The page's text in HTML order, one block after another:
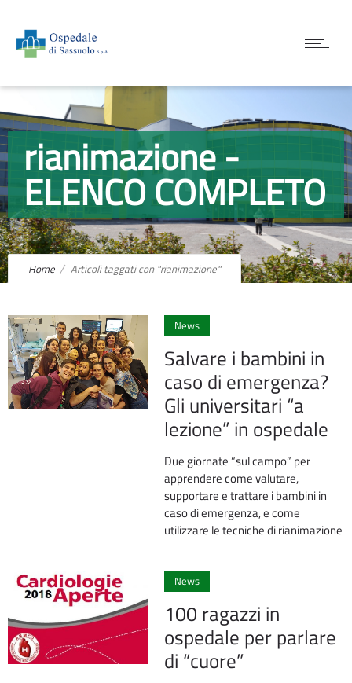
rianimazione -
ELENCO COMPLETO
Home Articoli taggati con "rianimazione"
News
Salvare i bambini in
caso di emergenza?
Gli universitari “a
lezione” in ospedale
Due giornate “sul campo” per
apprendere come valutare,
supportare e trattare i bambini in
caso di emergenza, e come
utilizzare le tecniche di rianimazione
News
100 ragazzi in
ospedale per parlare
di “cuore”